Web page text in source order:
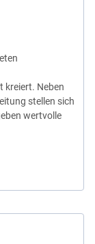
kreiert. Neben
stellen sich
wertvolle